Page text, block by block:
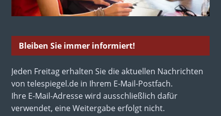
Bleiben Sie immer informiert!
Jeden Freitag erhalten Sie die aktuellen Nachrichten
von telespiegel.de in Ihrem E-Mail-Postfach.
Ihre E-Mail-Adresse wird ausschließlich dafür
verwendet, eine Weitergabe erfolgt nicht.